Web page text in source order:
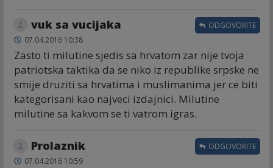
vuk sa vucijaka
07.04.2016 10:38
Zasto ti milutine sjedis sa hrvatom zar nije tvoja
patriotska taktika da se niko iz republike srpske ne
smije druziti sa hrvatima i muslimanima jer ce biti
kategorisani kao najveci izdajnici. Milutine
milutine sa kakvom se ti vatrom igras.
ODGOVORITE
Prolaznik
07.04.2016 10:59
ODGOVORITE